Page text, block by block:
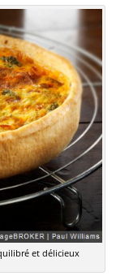
et délicieux